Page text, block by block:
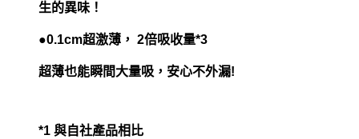
生的異味！
●0.1cm超激薄， 2倍吸收量*3
超薄也能瞬間大量吸，安心不外漏!
*1 與自社產品相比